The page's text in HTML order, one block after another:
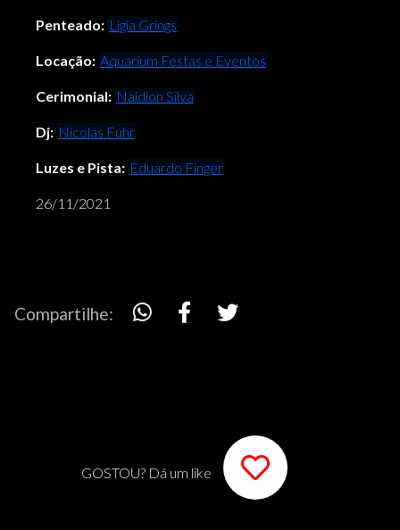
Penteado: Lígia Grings
Locação: Aquarium Festas e Eventos
Cerimonial: Naidion Silva
Dj: Nicolas Fuhr
Luzes e Pista: Eduardo Finger
26/11/2021
Compartilhe:
GOSTOU? Dá um like